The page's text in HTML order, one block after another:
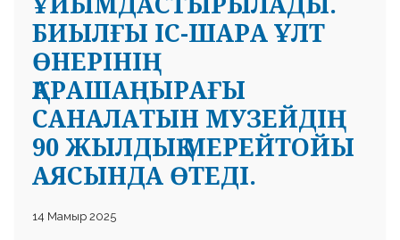
БИЫЛҒЫ ІС-ШАРА ҰЛТ
ӨНЕРІНІҢ
ҚАРАШАҢЫРАҒЫ
САНАЛАТЫН МУЗЕЙДІҢ
90 ЖЫЛДЫҚ МЕРЕЙТОЙЫ
АЯСЫНДА ӨТЕДІ.
14 Мамыр 2025